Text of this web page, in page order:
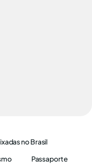
no Brasil
Passaporte